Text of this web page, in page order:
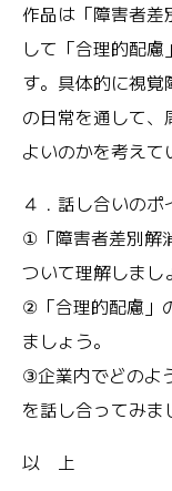
作品は「障害者差
して「合理的配
す。具体的に視
の日常を通して
よいのかを考えて
４．話し合いのポ
①「障害者差別解
ついて理解しまし
②「合理的配慮」
ましょう。
③企業内でどのよ
を話し合ってみま
以 上